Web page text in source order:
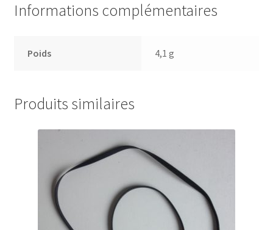
Informations complémentaires
Poids 4,1 g
Produits similaires